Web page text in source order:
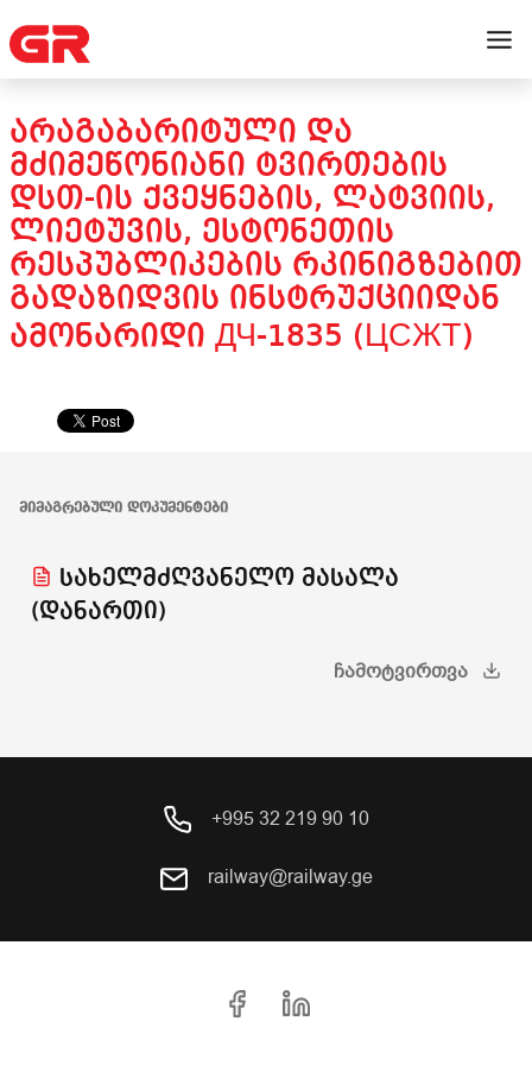
ᲐᲠᲐᲒᲐᲑᲐᲠᲘᲢᲣᲚᲘ ᲓᲐ
ᲛᲫᲘᲛᲔᲬᲝᲜᲘᲐᲜᲘ ᲢᲕᲘᲠᲗᲔᲑᲘᲡ
ᲓᲡᲗ-ᲘᲡ ᲥᲕᲔᲧᲜᲔᲑᲘᲡ, ᲚᲐᲢᲕᲘᲘᲡ,
ᲚᲘᲔᲢᲣᲕᲘᲡ, ᲔᲡᲢᲝᲜᲔᲗᲘᲡ
ᲠᲔᲡᲞᲣᲑᲚᲘᲙᲔᲑᲘᲡ ᲠᲙᲘᲜᲘᲒᲖᲔᲑᲘᲗ
ᲒᲐᲓᲐᲖᲘᲓᲕᲘᲡ ᲘᲜᲡᲢᲠᲣᲥᲪᲘᲘᲓᲐᲜ
ᲐᲛᲝᲜᲐᲠᲘᲓᲘ ДЧ-1835 (ЦСЖТ)
ᲛᲘᲛᲐᲒᲠᲔᲑᲣᲚᲘ ᲓᲝᲙᲣᲛᲔᲜᲢᲔᲑᲘ
სახელმძღვანელო მასალა
(დანართი)
ᲩᲐᲛᲝᲢᲕᲘᲠᲗᲕᲐ
+995 32 219 90 10
railway@railway.ge